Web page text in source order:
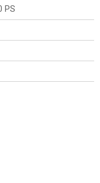
PS